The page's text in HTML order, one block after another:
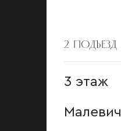
2 ПОДЪЕЗД
3 этаж
Малевич